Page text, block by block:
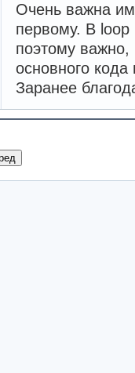
Очень важна
первому. В loop
поэтому
основного
Заранее